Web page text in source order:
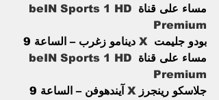
مساء على قناة
beIN Sports 1 HD
Premium
بودو جليمت X
مساء على قناة
beIN Sports 1 HD
Premium
جلاسكو رينجرز X